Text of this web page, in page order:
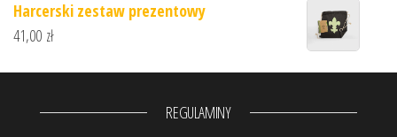
Harcerski zestaw prezentowy
41,00 zł
REGULAMINY